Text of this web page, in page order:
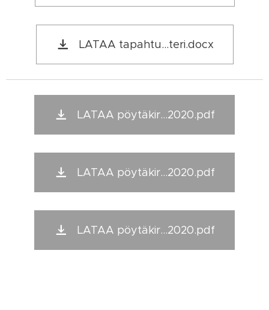
LATAA tapahtu...teri.docx
LATAA pöytäkir...2020.pdf
LATAA pöytäkir...2020.pdf
LATAA pöytäkir...2020.pdf